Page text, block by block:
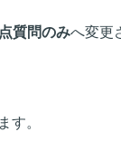
質問のみへ変更
す。